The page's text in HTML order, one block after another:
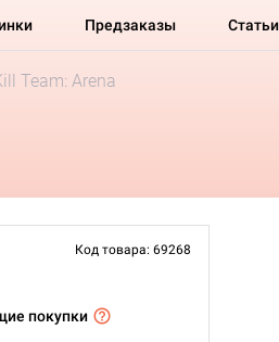
Предзаказы Статьи
Team: Arena
Код товара: 69268
покупки